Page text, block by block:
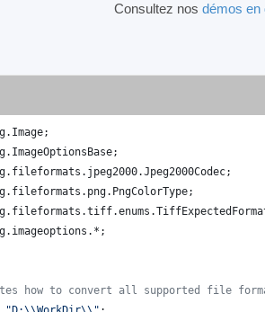
Consultez nos démos en
. Image;
. ImageOptionsBase;
. fileformats . jpeg2000.Jpeg2000Codec;
. fileformats . png. PngColorType;
. fileformats .tiff.enums .
. imageoptions .*;
how to convert all supported file